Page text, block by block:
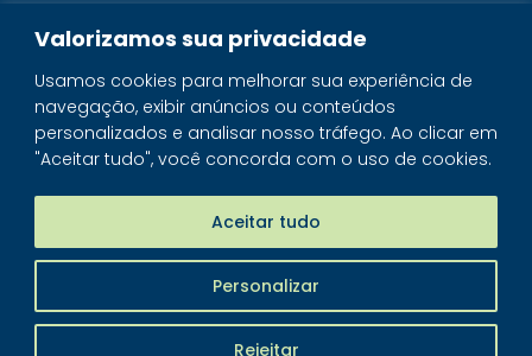
Valorizamos sua privacidade
Usamos cookies para melhorar sua experiência de
navegação, exibir anúncios ou conteúdos
personalizados e analisar nosso tráfego. Ao clicar em
"Aceitar tudo", você concorda com o uso de cookies.
Personalizar
Rejeitar
Aceitar tudo
PORTAL DO ASSOCIADO
SISTEMA IBRAM
PORTAL DOS MINERAIS
LOJA MINERAIS DO BRASIL
IBRAM - © 2026 Todos os direitos reservados